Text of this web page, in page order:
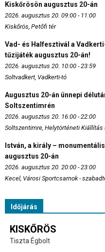
Kiskőrösön augusztus 20-án
2026. augusztus 20. 09:00 - 11:00
Kiskőrös, Petőfi tér
Vad- és Halfesztivál a
tűzijáték augusztus 20-án!
2026. augusztus 20. 10:00 - 23:59
Soltvadkert, Vadkerti-tó
Augusztus 20-án ünnepi
Soltszentimrén
2026. augusztus 20. 16:00 - 22:00
Soltszentimre, Helytörténeti Kiállítás
István, a király –
augusztus 20-án
2026. augusztus 20. 20:00 - 23:00
Kecel, Városi Sportcsarnok -
Időjárás
KISKŐRÖS
Tiszta Égbolt